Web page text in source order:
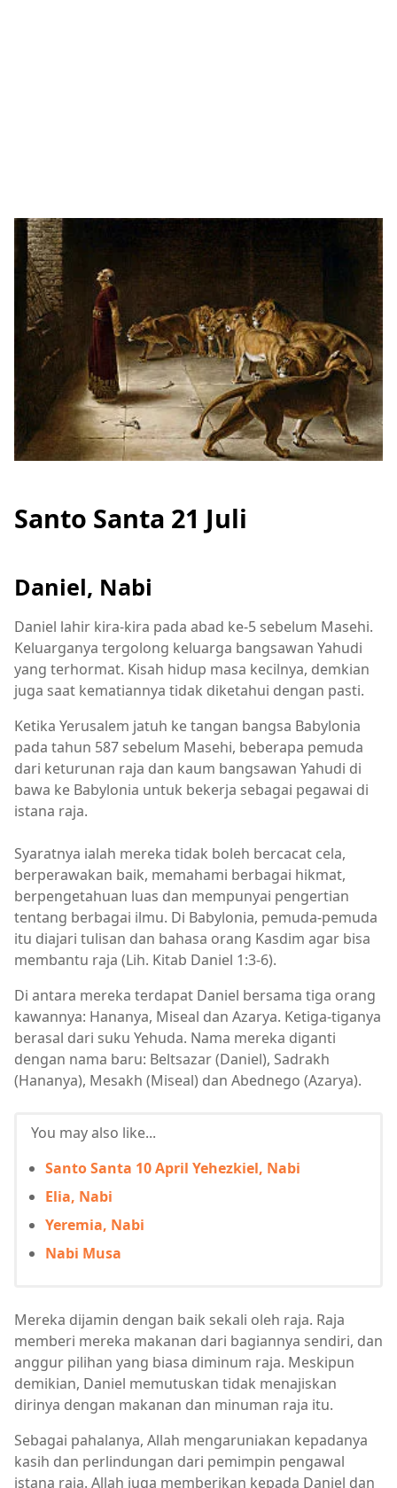
Santo Santa 21 Juli
Daniel, Nabi
Daniel lahir kira-kira pada abad ke-5 sebelum Masehi.
Keluarganya tergolong keluarga bangsawan Yahudi
yang terhormat. Kisah hidup masa kecilnya, demkian
juga saat kematiannya tidak diketahui dengan pasti.
Ketika Yerusalem jatuh ke tangan bangsa Babylonia
pada tahun 587 sebelum Masehi, beberapa pemuda
dari keturunan raja dan kaum bangsawan Yahudi di
bawa ke Babylonia untuk bekerja sebagai pegawai di
istana raja.
Syaratnya ialah mereka tidak boleh bercacat cela,
berperawakan baik, memahami berbagai hikmat,
berpengetahuan luas dan mempunyai pengertian
tentang berbagai ilmu. Di Babylonia, pemuda-pemuda
itu diajari tulisan dan bahasa orang Kasdim agar bisa
membantu raja (Lih. Kitab Daniel 1:3-6).
Di antara mereka terdapat Daniel bersama tiga orang
kawannya: Hananya, Miseal dan Azarya. Ketiga-tiganya
berasal dari suku Yehuda. Nama mereka diganti
dengan nama baru: Beltsazar (Daniel), Sadrakh
(Hananya), Mesakh (Miseal) dan Abednego (Azarya).
You may also like...
Santo Santa 10 April Yehezkiel, Nabi
Elia, Nabi
Yeremia, Nabi
Nabi Musa
Mereka dijamin dengan baik sekali oleh raja. Raja
memberi mereka makanan dari bagiannya sendiri, dan
anggur pilihan yang biasa diminum raja. Meskipun
demikian, Daniel memutuskan tidak menajiskan
dirinya dengan makanan dan minuman raja itu.
Sebagai pahalanya, Allah mengaruniakan kepadanya
kasih dan perlindungan dari pemimpin pengawal
istana raja. Allah juga memberikan kepada Daniel dan